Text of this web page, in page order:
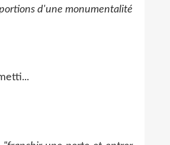
d'une monumentalité